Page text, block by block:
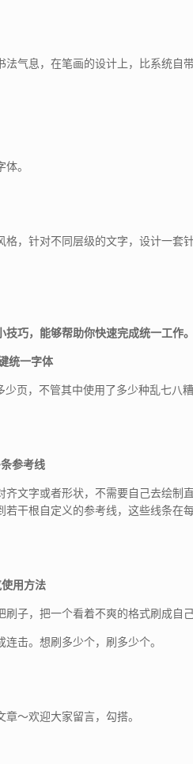
法气息，在笔画的设计上，比系统自
。
格，针对不同层级的文字，设计一套
技巧，能够帮助你快速完成统一工作
统一字体
少页，不管其中使用了多少种乱七八
参考线
齐文字或者形状，不需要自己去绘制
若干根自定义的参考线，这些线条在
用方法
刷子，把一个看着不爽的格式刷成自
连击。想刷多少个，刷多少个。
章～欢迎大家留言，勾搭。